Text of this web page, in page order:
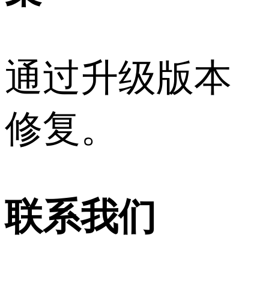
通过升级版本
修复。
联系我们